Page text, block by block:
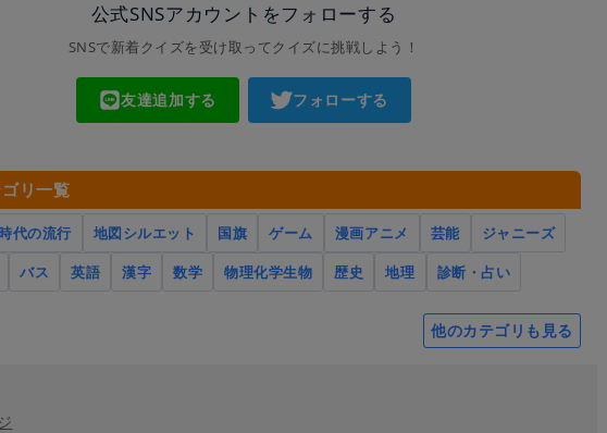
公式SNSアカウントをフォローする
SNSで新着クイズを受け取ってクイズに挑戦しよう！
友達追加する フォローする
リ一覧
代の流行 地図シルエット 国旗 ゲーム 漫画アニメ 芸能
ジャニーズ
バス
英語 漢字 数学 物理化学生物 歴史 地理 診断・占い
他のカテゴリも見る